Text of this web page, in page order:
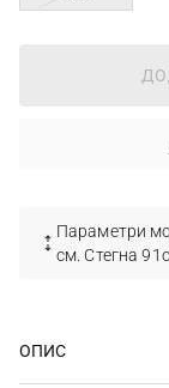
Параметри
см. Стегна
ОПИС